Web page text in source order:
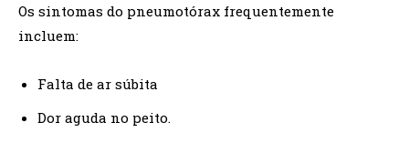
Os sintomas do pneumotórax frequentemente
incluem:
Falta de ar súbita
Dor aguda no peito.